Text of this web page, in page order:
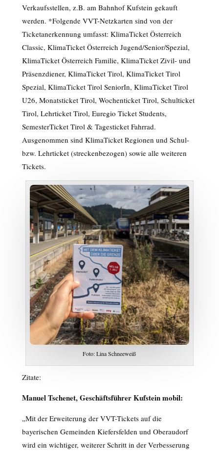
Verkaufsstellen, z.B. am Bahnhof Kufstein gekauft
werden. *Folgende VVT-Netzkarten sind von der
Ticketanerkennung umfasst: KlimaTicket Österreich
Classic, KlimaTicket Österreich Jugend/Senior/Spezial,
KlimaTicket Österreich Familie, KlimaTicket Zivil- und
Präsenzdiener, KlimaTicket Tirol, KlimaTicket Tirol
Spezial, KlimaTicket Tirol SeniorIn, KlimaTicket Tirol
U26, Monatsticket Tirol, Wochenticket Tirol, Schulticket
Tirol, Lehrticket Tirol, Euregio Ticket Students,
SemesterTicket Tirol & Tagesticket Fahrrad.
Ausgenommen sind KlimaTicket Regionen und Schul-
bzw. Lehrticket (streckenbezogen) sowie alle weiteren
Tickets.
Foto: Lina Schneeweiß
Zitate:
Manuel Tschenet, Geschäftsführer Kufstein mobil:
„Mit der Erweiterung der VVT-Tickets auf die
bayerischen Gemeinden Kiefersfelden und Oberaudorf
wird ein wichtiger, weiterer Schritt in der Verbesserung